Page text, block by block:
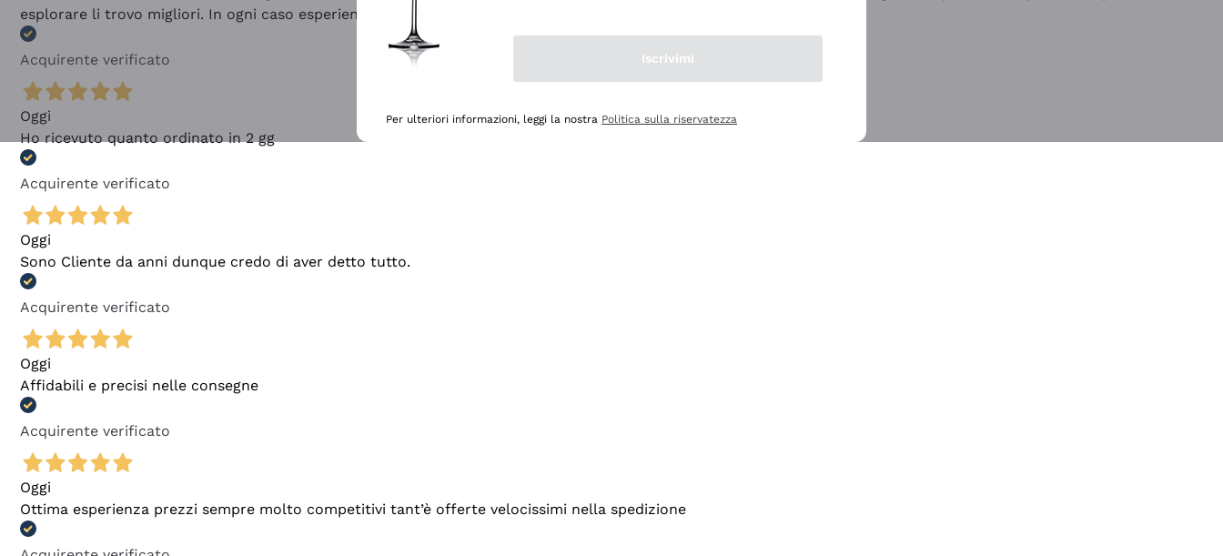
esplorare li trovo migliori. In ogni caso esperienza buona e lo consiglio! 👍
Acquirente verificato
Oggi
Ho ricevuto quanto ordinato in 2 gg
Acquirente verificato
Oggi
Sono Cliente da anni dunque credo di aver detto tutto.
Acquirente verificato
Oggi
Affidabili e precisi nelle consegne
Acquirente verificato
Oggi
Ottima esperienza prezzi sempre molto competitivi tant’è offerte velocissimi nella spedizione
Iscrivimi
Per ulteriori informazioni, leggi la nostra Politica sulla riservatezza